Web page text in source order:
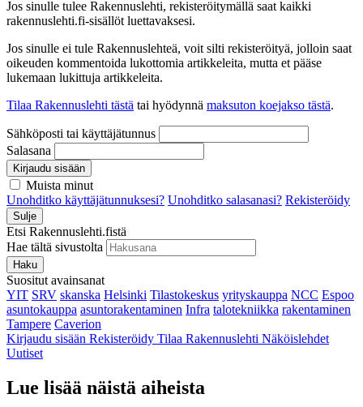
Jos sinulle tulee Rakennuslehti, rekisteröitymällä saat kaikki
rakennuslehti.fi-sisällöt luettavaksesi.
Jos sinulle ei tule Rakennuslehteä, voit silti rekisteröityä, jolloin saat
oikeuden kommentoida lukottomia artikkeleita, mutta et pääse
lukemaan lukittuja artikkeleita.
Tilaa Rakennuslehti tästä tai hyödynnä maksuton koejakso tästä.
Sähköposti tai käyttäjätunnus
Salasana
Kirjaudu sisään
Muista minut
Unohditko käyttäjätunnuksesi? Unohditko salasanasi? Rekisteröidy
Sulje
Etsi Rakennuslehti.fistä
Hae tältä sivustolta
Haku
Suositut avainsanat
YIT SRV skanska Helsinki Tilastokeskus yrityskauppa NCC Espoo
asuntokauppa asuntorakentaminen Infra talotekniikka rakentaminen
Tampere Caverion
Kirjaudu sisään Rekisteröidy Tilaa Rakennuslehti Näköislehdet
Uutiset
Lue lisää näistä aiheista